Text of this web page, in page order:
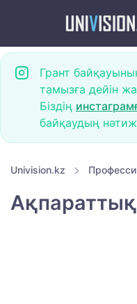
Грант
тамызға дейін
Біздің
байқаудың
Univision.kz
Ақпараттық